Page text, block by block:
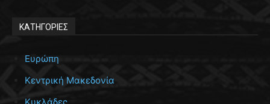
ΚΑΤΗΓΟΡΙΕΣ
Ευρώπη
Κεντρική Μακεδονία